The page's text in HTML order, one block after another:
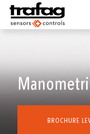
Manometri
BROCHURE